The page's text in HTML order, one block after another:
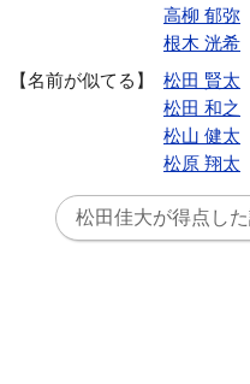
高柳 郁弥
根木 洸希
名前が似てる
松田 賢太
松田 和之
松山 健太
松原 翔太
松田佳大が得点し